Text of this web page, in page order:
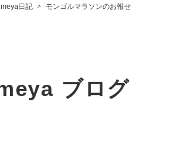
日記 > モンゴルマラソンのお報せ
ブログ